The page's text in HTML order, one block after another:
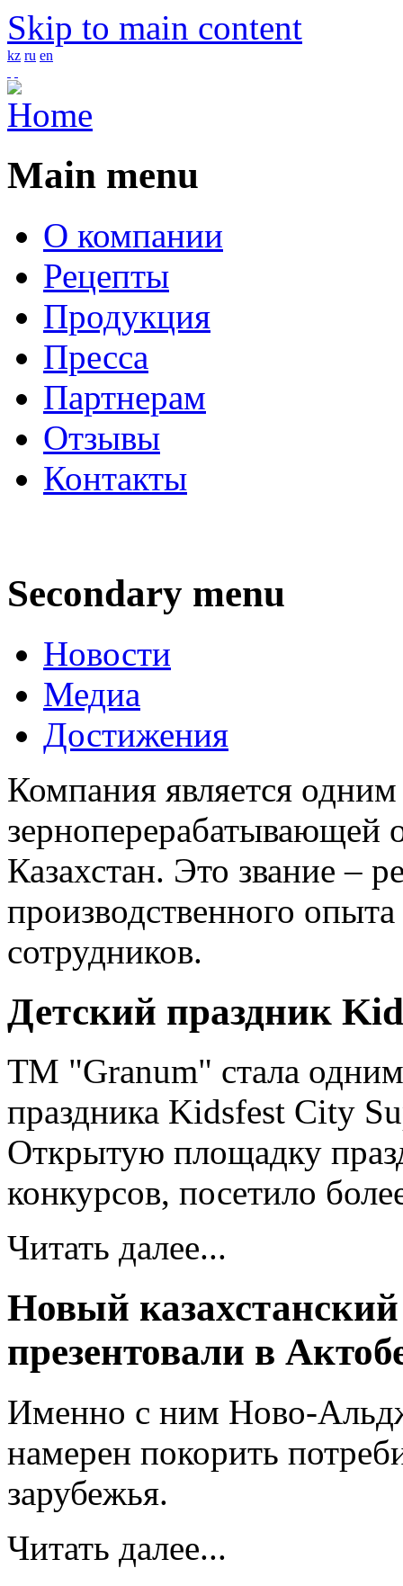
Skip to main content
kz ru en
Main menu
О компании
Рецепты
Продукция
Пресса
Партнерам
Отзывы
Контакты
Secondary menu
Новости
Медиа
Достижения
Компания является
зерноперерабатывающей
Казахстан. Это звание –
производственного
сотрудников.
Детский праздник
ТМ "Granum" стала одним
праздника Kidsfest City
Открытую площадку
конкурсов, посетило
Читать далее...
Новый
презентовали в
Именно с ним Ново-
намерен покорить
зарубежья.
Читать далее...